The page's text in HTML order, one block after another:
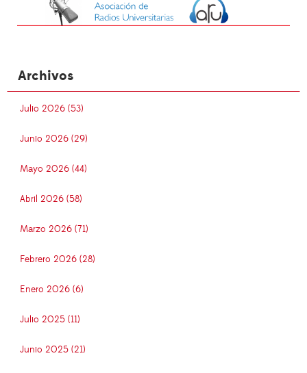
Archivos
Julio 2026 (53)
Junio 2026 (29)
Mayo 2026 (44)
Abril 2026 (58)
Marzo 2026 (71)
Febrero 2026 (28)
Enero 2026 (6)
Julio 2025 (11)
Junio 2025 (21)